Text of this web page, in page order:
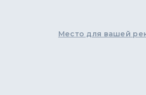
Место для вашей